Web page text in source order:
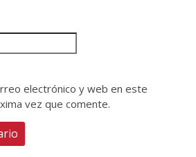
electrónico y web en este
vez que comente.